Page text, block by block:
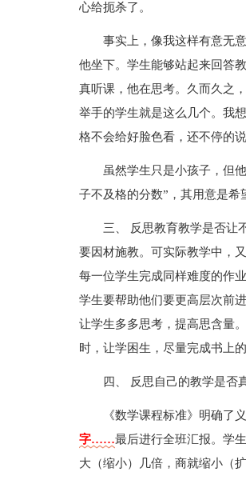
心给扼杀了。
事实上，像我这样有意无
他坐下。学生能够站起来回答
真听课，他在思考。久而久之
举手的学生就是这么几个。我
格不会给好脸色看，还不停的
虽然学生只是小孩子，但
子不及格的分数”，其用意是希
三、 反思教育教学是否让
要因材施教。可实际教学中，
每一位学生完成同样难度的作
学生要帮助他们要更高层次前
让学生多多思考，提高思含量
时，让学困生，尽量完成书上
四、 反思自己的教学是否
《数学课程标准》明确了
字……最后进行全班汇报。学
大（缩小）几倍，商就缩小（